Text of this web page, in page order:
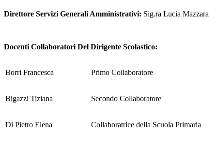
Direttore Servizi Generali Amministrativi: Sig.ra Lucia Mazzara
Docenti Collaboratori Del Dirigente Scolastico:
Borri Francesca Primo Collaboratore
Bigazzi Tiziana Secondo Collaboratore
Di Pietro Elena Collaboratrice della Scuola Primaria